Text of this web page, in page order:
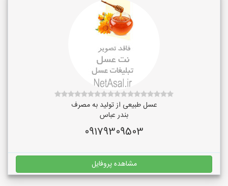
عسل طبیعی از تولید به مصرف
بندر عباس
09179309503
مشاهده پروفایل